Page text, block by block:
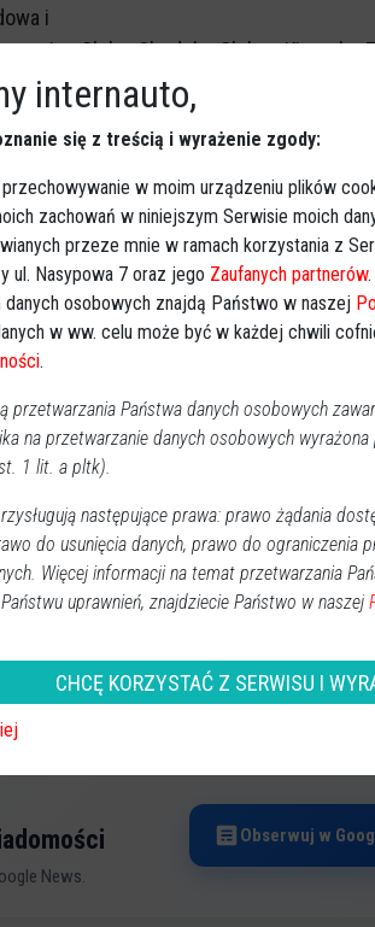
i
- Gleba, Chudek - Gleba - Kierzek -
to zostało podzielone na dwa
Gleba została podpisana 11
z kwotą 2.882.576, 82 zł. Termin
jest też drugi odcinek Chudek -
z FDS wyniosła 14. 174 301,00 zł.
rozbudowa i przebudowa dróg
Przasnysz - Baranowo. To największe
km. Realizowane jest w cyklu dwuletnim,
Pierwszy kończy się wraz z
będzie droga od Nowej Wsi w
w stronę Jastrząbki. Równolegle
inwestycji odcinkiem Jastrząbka-
28.844.000,00 zł.
rozbudowa i przebudowa dróg
(Głębocz), Ołdaki – Przytuły –
upływa 31 sierpnia tego roku.
News.
Obserwuj w
internauto,
się z treścią i wyrażenie zgody:
w moim urządzeniu plików
zachowań w niniejszym Serwisie moich
przeze mnie w ramach korzystania z
ul. Nasypowa 7 oraz jego Zaufanych partnerów
osobowych znajdą Państwo w naszej
w ww. celu może być w każdej chwili
.
przetwarzania Państwa danych osobowych
na przetwarzanie danych osobowych
1 lit. a pltk).
następujące prawa: prawo żądania
do usunięcia danych, prawo do ograniczenia
Więcej informacji na temat przetwarzania
uprawnień, znajdziecie Państwo w naszej
CHCĘ KORZYSTAĆ Z SERWISU I